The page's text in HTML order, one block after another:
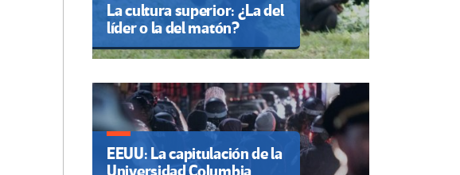
La cultura superior: ¿La del
líder o la del matón?
EEUU: La capitulación de la